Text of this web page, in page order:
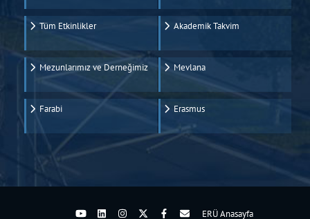
Tüm Etkinlikler Akademik Takvim
Mezunlarımız ve Derneğimiz Mevlana
Farabi Erasmus
ERÜ Anasayfa